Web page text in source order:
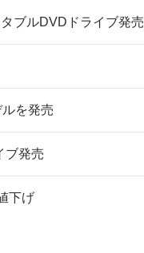
ブルDVDドライブ発売
を発売
ブ発売
下げ